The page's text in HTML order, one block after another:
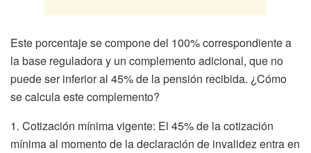
Este porcentaje se compone del 100% correspondiente a
la base reguladora y un complemento adicional, que no
puede ser inferior al 45% de la pensión recibida. ¿Cómo
se calcula este complemento?
1. Cotización mínima vigente: El 45% de la cotización
mínima al momento de la declaración de invalidez entra en